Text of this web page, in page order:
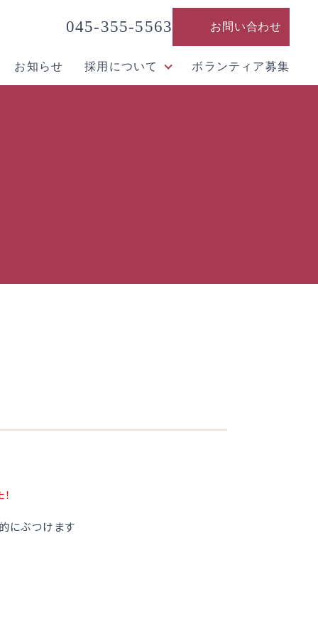
045-355-5563 お問い合わせ
お知らせ 採用について ボランティア募集
にぶつけます